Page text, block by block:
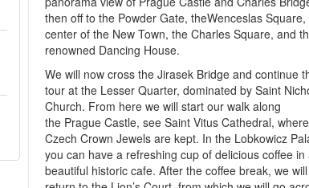
then off to the Powder Gate, theWenceslas Square,
center of the New Town, the Charles Square, and
renowned Dancing House.
We will now cross the Jirasek Bridge and continue
tour at the Lesser Quarter, dominated by Saint
Church. From here we will start our walk along
the Prague Castle, see Saint Vitus Cathedral,
Czech Crown Jewels are kept. In the Lobkowicz
you can have a refreshing cup of delicious coffee in
beautiful historic cafe. After the coffee break, we will